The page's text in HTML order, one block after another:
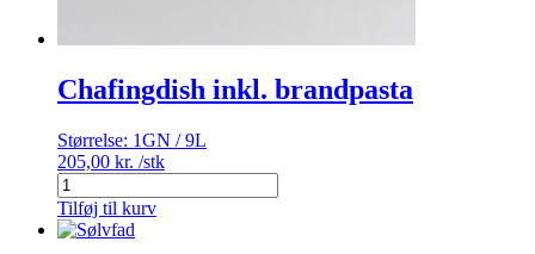
Chafingdish inkl. brandpasta
Størrelse: 1GN / 9L
205,00 kr. /stk
Chafingdish
inkl.
brandpasta
Tilføj til kurv